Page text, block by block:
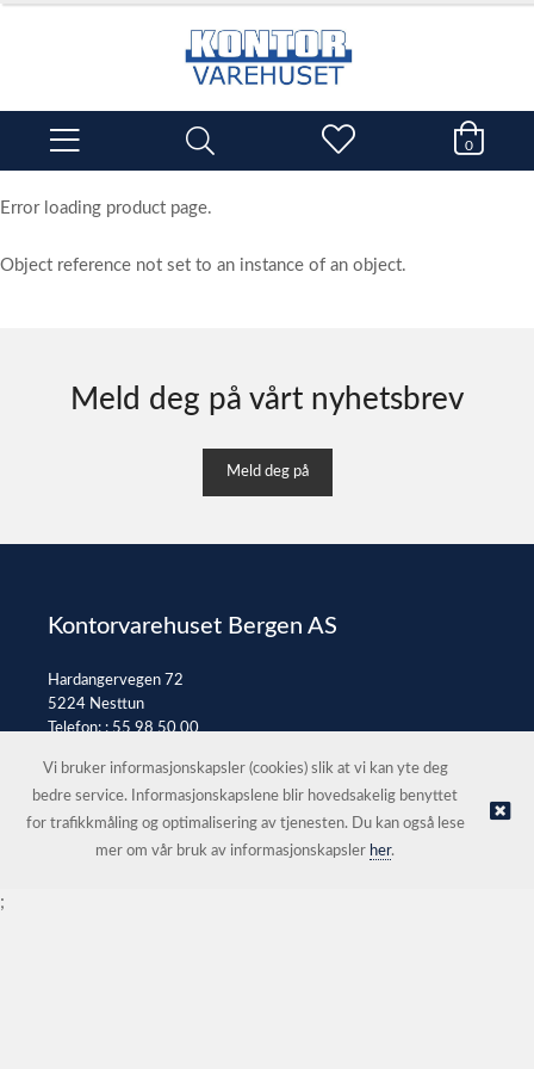
0
Error loading product page.
Object reference not set to an instance of an object.
Meld deg på vårt nyhetsbrev
Meld deg på
Kontorvarehuset Bergen AS
Hardangervegen 72
5224 Nesttun
Telefon: :55 98 50 00
© Kontorvarehuset Bergen AS |Nettbutikk levert av Kréatif
Vi bruker informasjonskapsler (cookies) slik at vi kan yte deg
bedre service. Informasjonskapslene blir hovedsakelig benyttet
for trafikkmåling og optimalisering av tjenesten. Du kan også lese
mer om vår bruk av informasjonskapsler her.
;